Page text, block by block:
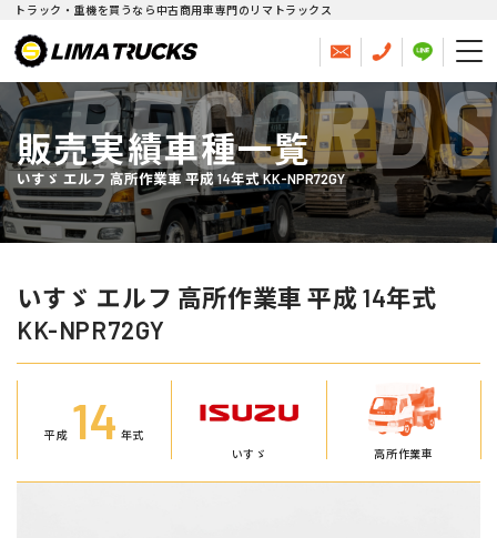
トラック・重機を買うなら中古商用車専門のリマトラックス
販売実績車種一覧
いすゞ エルフ 高所作業車 平成 14年式 KK-NPR72GY
RECORDS
いすゞ エルフ 高所作業車 平成 14年式
KK-NPR72GY
平成 14 年式
いすゞ
高所作業車